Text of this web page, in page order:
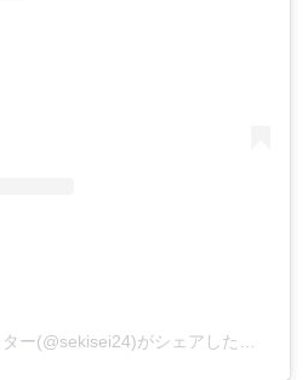
Banzoku@鷺師なwebライター(@sekisei24)がシェアした投稿